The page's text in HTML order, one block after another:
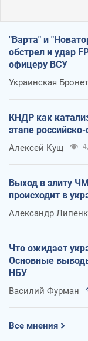
"Варта" и
обстрел и удар
офицеру ВСУ
Украинская
КНДР как
этапе
Алексей Кущ
Выход в элиту
происходит в
Александр
Что ожидает
Основные
НБУ
Василий Фурман
Все мнения